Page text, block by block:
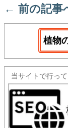
← 前の記事
植物
当サイトで行っ